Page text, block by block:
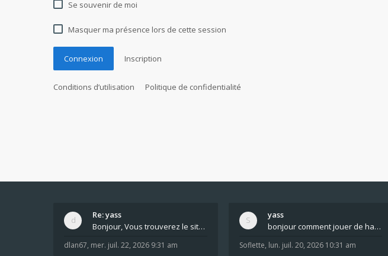
Se souvenir de moi
Masquer ma présence lors de cette session
Connexion Inscription
Conditions d’utilisation Politique de confidentialité
Re: yass
Bonjour, Vous trouverez le site ici dans le foru
dlan67, mer. juil. 22, 2026 9:31 am
yass
bonjour comment jouer de haut en bas tout atout mi
Soflette, lun. juil. 20, 2026 10:31 am